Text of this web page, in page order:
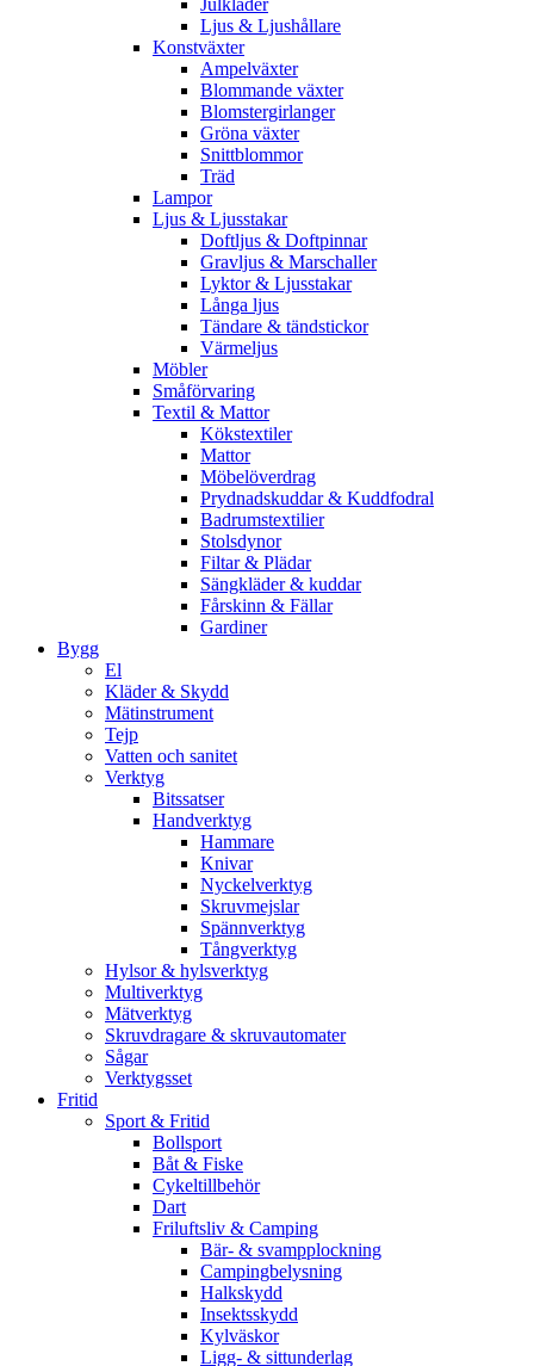
Julkläder
Ljus & Ljushållare
Konstväxter
Ampelväxter
Blommande växter
Blomstergirlanger
Gröna växter
Snittblommor
Träd
Lampor
Ljus & Ljusstakar
Doftljus & Doftpinnar
Gravljus & Marschaller
Lyktor & Ljusstakar
Långa ljus
Tändare & tändstickor
Värmeljus
Möbler
Småförvaring
Textil & Mattor
Kökstextiler
Mattor
Möbelöverdrag
Prydnadskuddar & Kuddfodral
Badrumstextilier
Stolsdynor
Filtar & Plädar
Sängkläder & kuddar
Fårskinn & Fällar
Gardiner
Bygg
El
Kläder & Skydd
Mätinstrument
Tejp
Vatten och sanitet
Verktyg
Bitssatser
Handverktyg
Hammare
Knivar
Nyckelverktyg
Skruvmejslar
Spännverktyg
Tångverktyg
Hylsor & hylsverktyg
Multiverktyg
Mätverktyg
Skruvdragare & skruvautomater
Sågar
Verktygsset
Fritid
Sport & Fritid
Bollsport
Båt & Fiske
Cykeltillbehör
Dart
Friluftsliv & Camping
Bär- & svampplockning
Campingbelysning
Halkskydd
Insektsskydd
Kylväskor
Ligg- & sittunderlag